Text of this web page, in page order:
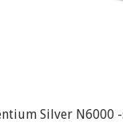
Silver